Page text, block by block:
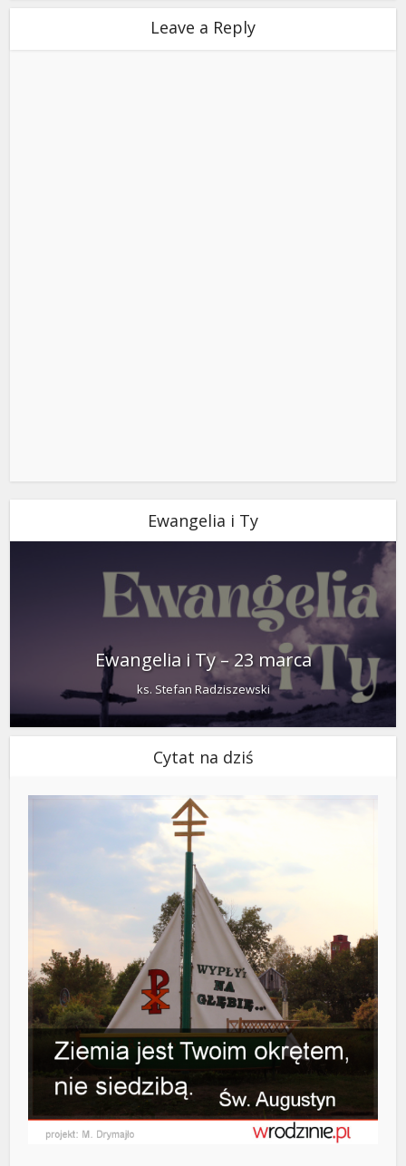
Leave a Reply
Ewangelia i Ty
Ewangelia i Ty – 23 marca
ks. Stefan Radziszewski
Cytat na dziś